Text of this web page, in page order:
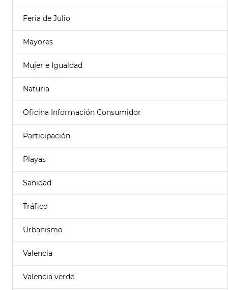
Feria de Julio
Mayores
Mujer e Igualdad
Naturia
Oficina Información Consumidor
Participación
Playas
Sanidad
Tráfico
Urbanismo
Valencia
Valencia verde